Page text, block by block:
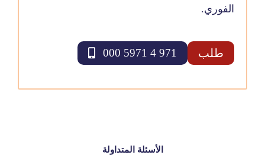
الفوري.
طلب 971 4 5971 000
الأسئلة المتداولة